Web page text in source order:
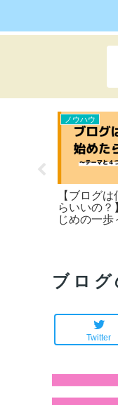
ノウハウ
【ブログ
らいいの？
じめの一歩
ブロ
Twitter